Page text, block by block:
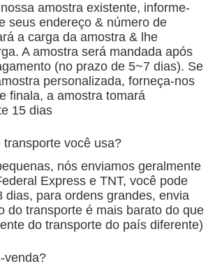
amostra existente, informe-
seus endereço & número de
a carga da amostra & lhe
A amostra será mandada após
(no prazo de 5~7 dias). Se
personalizada, forneça-nos
finala, a amostra tomará
15 dias
transporte você usa?
nós enviamos geralmente
Express e TNT, você pode
dias, para ordens grandes, envia
do transporte é mais barato do que
do transporte do país diferente)
venda?